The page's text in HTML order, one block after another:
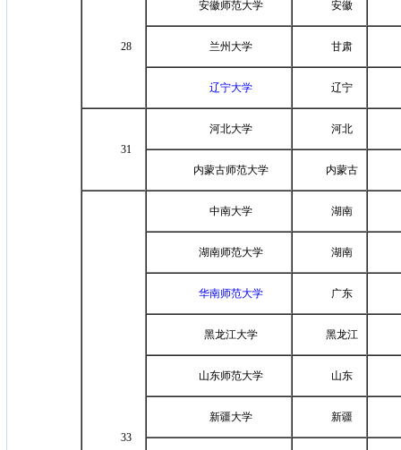
28
安徽师范大学 安徽
兰州大学 甘肃
辽宁大学 辽宁
31
河北大学 河北
内蒙古师范大学 内蒙古
33
中南大学 湖南
湖南师范大学 湖南
华南师范大学 广东
黑龙江大学 黑龙江
山东师范大学 山东
新疆大学 新疆